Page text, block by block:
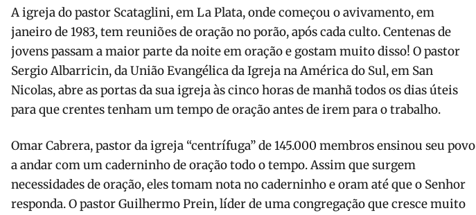
A igreja do pastor Scataglini, em La Plata, onde começou o avivamento, em
janeiro de 1983, tem reuniões de oração no porão, após cada culto. Centenas de
jovens passam a maior parte da noite em oração e gostam muito disso! O pastor
Sergio Albarricin, da União Evangélica da Igreja na Amé­rica do Sul, em San
Nicolas, abre as portas da sua igreja às cinco horas de manhã todos os dias úteis
para que crentes tenham um tempo de oração antes de irem para o trabalho.
Omar Cabrera, pastor da igreja “centrífuga” de 145.000 membros en­sinou seu povo
a andar com um caderninho de oração todo o tempo. Assim que surgem
necessidades de oração, eles tomam nota no cader­ninho e oram até que o Senhor
res­ponda. O pastor Guilhermo Prein, líder de uma congregação que cresce muito